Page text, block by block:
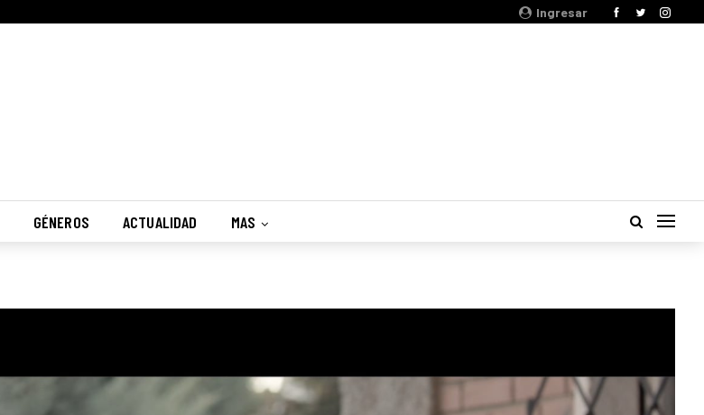
Ingresar
GÉNEROS ACTUALIDAD MAS